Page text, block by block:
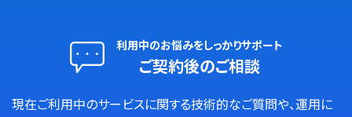
利用中のお悩みをしっかりサポート
ご契約後のご相談
現在ご利用中のサービスに関する技術的なご質問や、運用に